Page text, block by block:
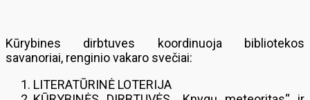
Kūrybines dirbtuves koordinuoja bibliotekos
savanoriai, renginio vakaro svečiai:
LITERATŪRINĖ LOTERIJA